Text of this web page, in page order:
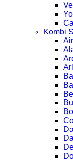
Kombi